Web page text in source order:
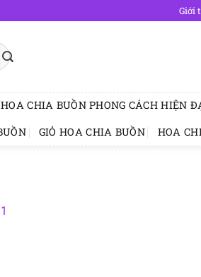
Giới
HOA CHIA BUỒN PHONG CÁCH HIỆN
GIỎ HOA CHIA BUỒN HOA